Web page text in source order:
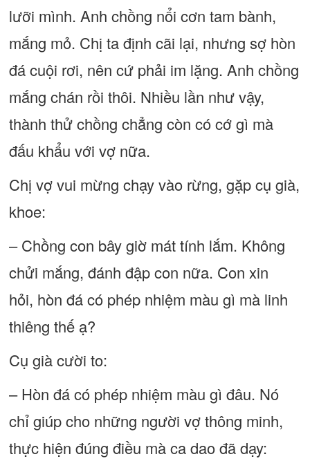
lưỡi mình. Anh chồng nổi cơn tam bành,
mắng mỏ. Chị ta định cãi lại, nhưng sợ hòn
đá cuội rơi, nên cứ phải im lặng. Anh chồng
mắng chán rồi thôi. Nhiều lần như vậy,
thành thử chồng chẳng còn có cớ gì mà
đấu khẩu với vợ nữa.
Chị vợ vui mừng chạy vào rừng, gặp cụ già,
khoe:
– Chồng con bây giờ mát tính lắm. Không
chửi mắng, đánh đập con nữa. Con xin
hỏi, hòn đá có phép nhiệm màu gì mà linh
thiêng thế ạ?
Cụ già cười to:
– Hòn đá có phép nhiệm màu gì đâu. Nó
chỉ giúp cho những người vợ thông minh,
thực hiện đúng điều mà ca dao đã dạy: